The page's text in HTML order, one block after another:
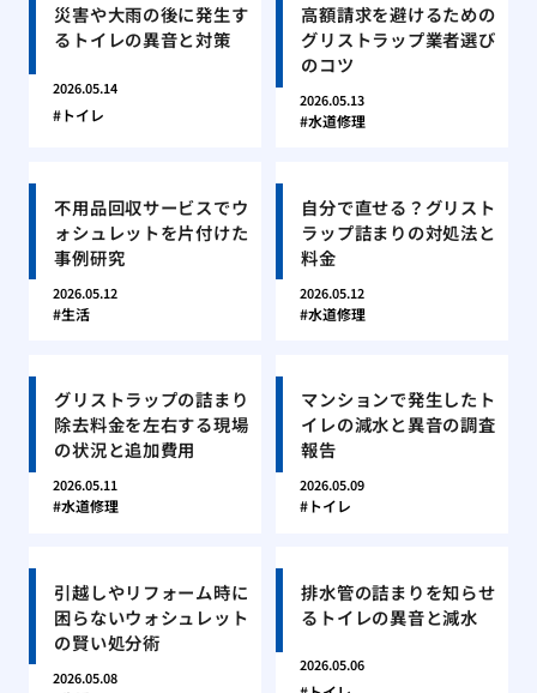
災害や大雨の後に発生す
るトイレの異音と対策
2026.05.14
トイレ
高額請求を避けるための
グリストラップ業者選び
のコツ
2026.05.13
水道修理
不用品回収サービスでウ
ォシュレットを片付けた
事例研究
2026.05.12
生活
自分で直せる？グリスト
ラップ詰まりの対処法と
料金
2026.05.12
水道修理
グリストラップの詰まり
除去料金を左右する現場
の状況と追加費用
2026.05.11
水道修理
マンションで発生したト
イレの減水と異音の調査
報告
2026.05.09
トイレ
引越しやリフォーム時に
困らないウォシュレット
の賢い処分術
2026.05.08
排水管の詰まりを知らせ
るトイレの異音と減水
2026.05.06